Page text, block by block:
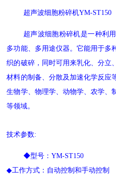
超声波细胞粉碎机YM-ST150
超声波细胞粉碎机是一种利
多功能、多用途仪器。它能用于多
织的破碎，同时可用来乳化、分立
材料的制备、分散及加速化学反应
生物学、物理学、动物学、农学、
等领域。
技术参数:
◆型号：YM-ST150
◆工作方式：自动控制和手动控制